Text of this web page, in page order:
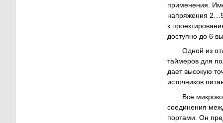
применения.
напряжения
к
доступно до 6
Одной из
таймеров для
дает высокую
источников
Все
соединения
портами. Он